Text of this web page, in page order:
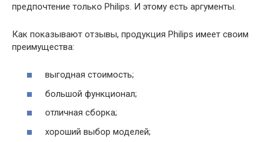
предпочтение только Philips. И этому есть аргументы.
Как показывают отзывы, продукция Philips имеет своим
преимущества:
выгодная стоимость;
большой функционал;
отличная сборка;
хороший выбор моделей;